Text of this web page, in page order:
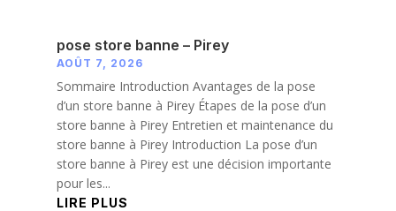
pose store banne – Pirey
AOÛT 7, 2026
Sommaire Introduction Avantages de la pose
d’un store banne à Pirey Étapes de la pose d’un
store banne à Pirey Entretien et maintenance du
store banne à Pirey Introduction La pose d’un
store banne à Pirey est une décision importante
pour les...
LIRE PLUS